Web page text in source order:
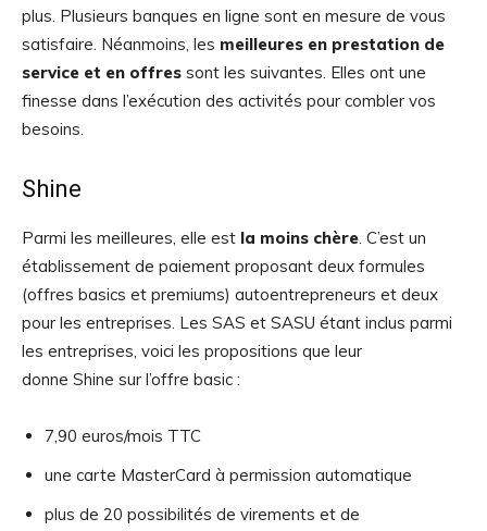
plus. Plusieurs banques en ligne sont en mesure de vous
satisfaire. Néanmoins, les meilleures en prestation de
service et en offres sont les suivantes. Elles ont une
finesse dans l’exécution des activités pour combler vos
besoins.
Shine
Parmi les meilleures, elle est la moins chère. C’est un
établissement de paiement proposant deux formules
(offres basics et premiums) autoentrepreneurs et deux
pour les entreprises. Les SAS et SASU étant inclus parmi
les entreprises, voici les propositions que leur
donne Shine sur l’offre basic :
7,90 euros/mois TTC
une carte MasterCard à permission automatique
plus de 20 possibilités de virements et de